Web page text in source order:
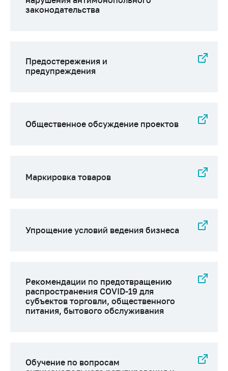
законодательства
Предостережения и
предупреждения
Общественное обсуждение проектов
Маркировка товаров
Упрощение условий ведения бизнеса
Рекомендации по предотвращению
распространения COVID-19 для
субъектов торговли, общественного
питания, бытового обслуживания
Обучение по вопросам